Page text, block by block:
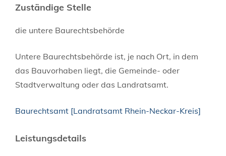
Zuständige Stelle
die untere Baurechtsbehörde
Untere Baurechtsbehörde ist, je nach Ort, in dem
das Bauvorhaben liegt, die Gemeinde- oder
Stadtverwaltung oder das Landratsamt.
Baurechtsamt [Landratsamt Rhein-Neckar-Kreis]
Leistungsdetails